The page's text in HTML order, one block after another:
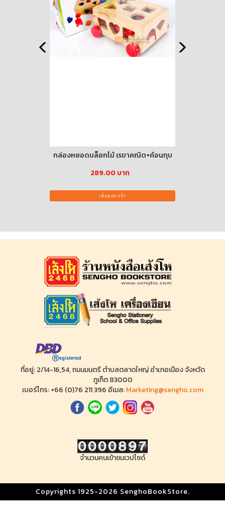
กล่องหยอดบล็อกไม้ เรขาคณิต+ค้อนทุบ
289.00 บาท
เพิ่มลงตะกร้า
ที่อยู่: 2/14-16,54, ถนนมนตรี ตำบลตลาดใหญ่ อำเภอเมือง จังหวัด
ภูเก็ต 83000
เบอร์โทร: +66 (0)76 211 396 อีเมล:Marketing@sengho.com
จำนวนคนเข้าชมเวปไซด์
Copyrights 1925-2026 SenghoBookStore.